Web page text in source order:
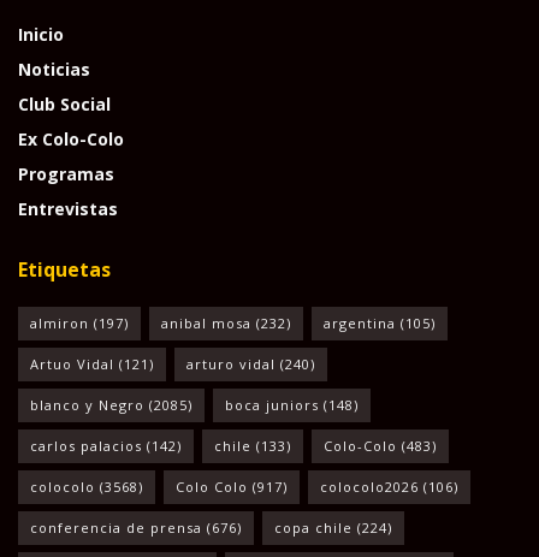
Inicio
Noticias
Club Social
Ex Colo-Colo
Programas
Entrevistas
Etiquetas
almiron (197) anibal mosa (232) argentina (105)
Artuo Vidal (121) arturo vidal (240)
blanco y Negro (2085) boca juniors (148)
carlos palacios (142) chile (133) Colo-Colo (483)
colocolo (3568) Colo Colo (917) colocolo2026 (106)
conferencia de prensa (676) copa chile (224)